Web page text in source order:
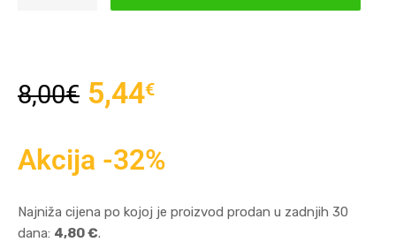
8,00€ 5,44€
Akcija -32%
Najniža cijena po kojoj je proizvod prodan u zadnjih 30
dana: 4,80 €.